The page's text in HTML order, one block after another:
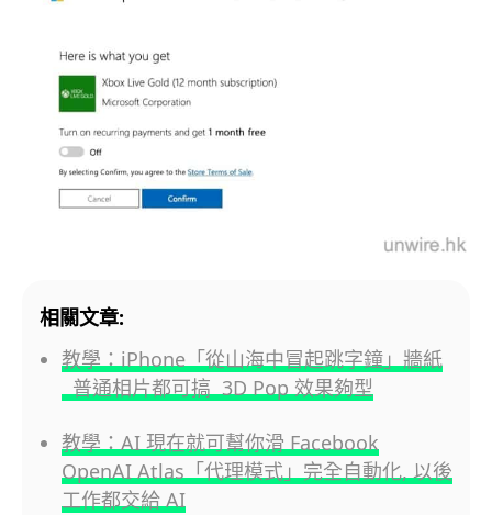
相關文章:
教學：iPhone「從山海中冒起跳字鐘」牆紙
普通相片都可搞 3D Pop 效果夠型
教學：AI 現在就可幫你滑 Facebook
OpenAI Atlas「代理模式」完全自動化, 以後
工作都交給 AI